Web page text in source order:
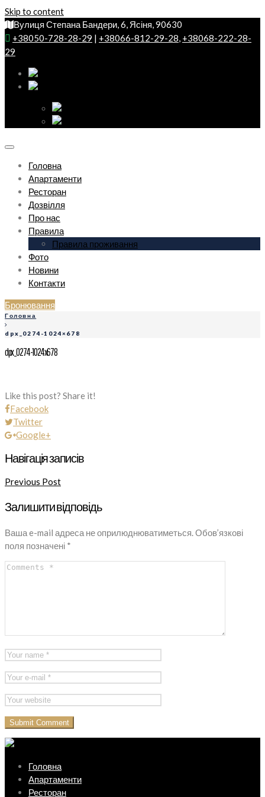
Skip to content
Вулиця Степана Бандери, 6, Ясіня, 90630
+38050-728-28-29 | +38066-812-29-28, +38068-222-28-
29
Головна
Апартаменти
Ресторан
Дозвілля
Про нас
Правила
Правила проживання
Фото
Новини
Контакти
Бронювання
Головна
dpx_0274-1024×678
dpx_0274-1024x678
Like this post? Share it!
Facebook
Twitter
Google+
Навігація записів
Previous Post
Залишити відповідь
Ваша e-mail адреса не оприлюднюватиметься.Обов’язкові
поля позначені *
Головна
Апартаменти
Ресторан